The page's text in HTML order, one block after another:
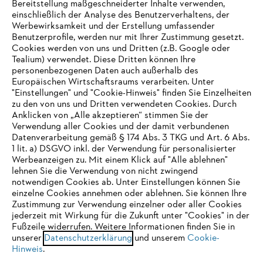
Unternehmen
Häufig gestellte Fragen
Service
Datenschutzrichtlinien Impressum Cookies
IHR BROWSER WIRD NICHT
UNTERSTÜTZT
Sie nutzen einen Browser, den wir noch nicht unterstützen. Für
eine optimale Nutzung unserer Seite empfehlen wir Ihnen, zu
einem der folgenden Browser zu wechseln:
Bereitstellung maßgeschneiderter Inhalte verwenden,
einschließlich der Analyse des Benutzerverhaltens, der
Werbewirksamkeit und der Erstellung umfassender
Benutzerprofile, werden nur mit Ihrer Zustimmung gesetzt.
Cookies werden von uns und Dritten (z.B. Google oder
Tealium) verwendet. Diese Dritten können Ihre
personenbezogenen Daten auch außerhalb des
Europäischen Wirtschaftsraums verarbeiten. Unter
"Einstellungen" und "Cookie-Hinweis" finden Sie Einzelheiten
zu den von uns und Dritten verwendeten Cookies. Durch
Anklicken von „Alle akzeptieren“ stimmen Sie der
Verwendung aller Cookies und der damit verbundenen
Datenverarbeitung gemäß § 174 Abs. 3 TKG und Art. 6 Abs.
1 lit. a) DSGVO inkl. der Verwendung für personalisierter
Werbeanzeigen zu. Mit einem Klick auf "Alle ablehnen"
lehnen Sie die Verwendung von nicht zwingend
notwendigen Cookies ab. Unter Einstellungen können Sie
einzelne Cookies annehmen oder ablehnen. Sie können Ihre
Zustimmung zur Verwendung einzelner oder aller Cookies
jederzeit mit Wirkung für die Zukunft unter "Cookies" in der
Fußzeile widerrufen. Weitere Informationen finden Sie in
unserer Datenschutzerklärung und unserem Cookie-
Hinweis.